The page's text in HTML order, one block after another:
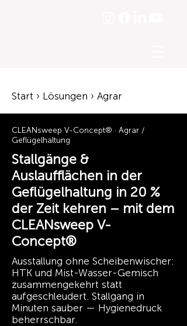
Start › Lösungen › Agrar
CLEANsweep V-Concept® · Agrar /
Geflügelhaltung
Stallgänge &
Auslaufflächen in der
Geflügelhaltung in 20 %
der Zeit kehren – mit dem
CLEANsweep V-
Concept®
Ausstallung ohne Scheibenwischer:
HTK und Mist-Wasser-Gemisch
zusammengekehrt statt
aufgeschleudert. Stallgang in
Minuten sauber — Hygienedruck
beherrschbar.